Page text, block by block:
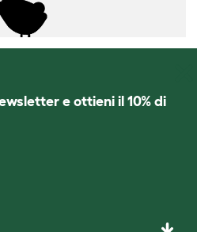
e ottieni il 10% di